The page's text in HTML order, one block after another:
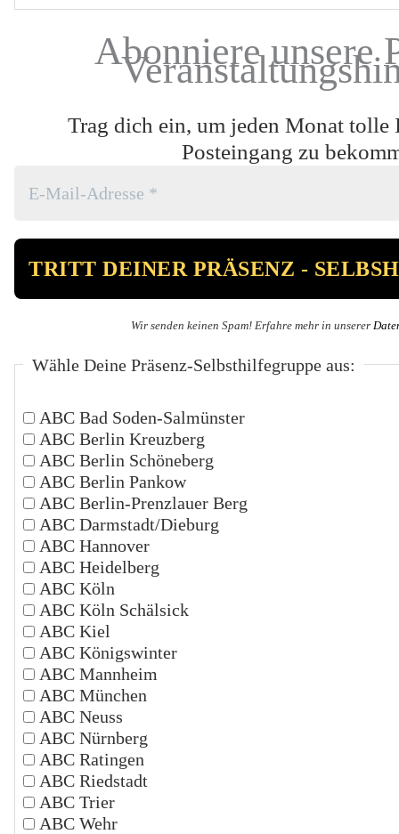
Abonniere unsere
Trag dich ein, um jeden Monat tolle
Posteingang zu
Wir senden keinen Spam! Erfahre mehr in unserer
Wähle Deine Präsenz-Selbsthilfegruppe aus:
ABC Bad Soden-Salmünster
ABC Berlin Kreuzberg
ABC Berlin Schöneberg
ABC Berlin Pankow
ABC Berlin-Prenzlauer Berg
ABC Darmstadt/Dieburg
ABC Hannover
ABC Heidelberg
ABC Köln
ABC Köln Schälsick
ABC Kiel
ABC Königswinter
ABC Mannheim
ABC München
ABC Neuss
ABC Nürnberg
ABC Ratingen
ABC Riedstadt
ABC Trier
ABC Wehr